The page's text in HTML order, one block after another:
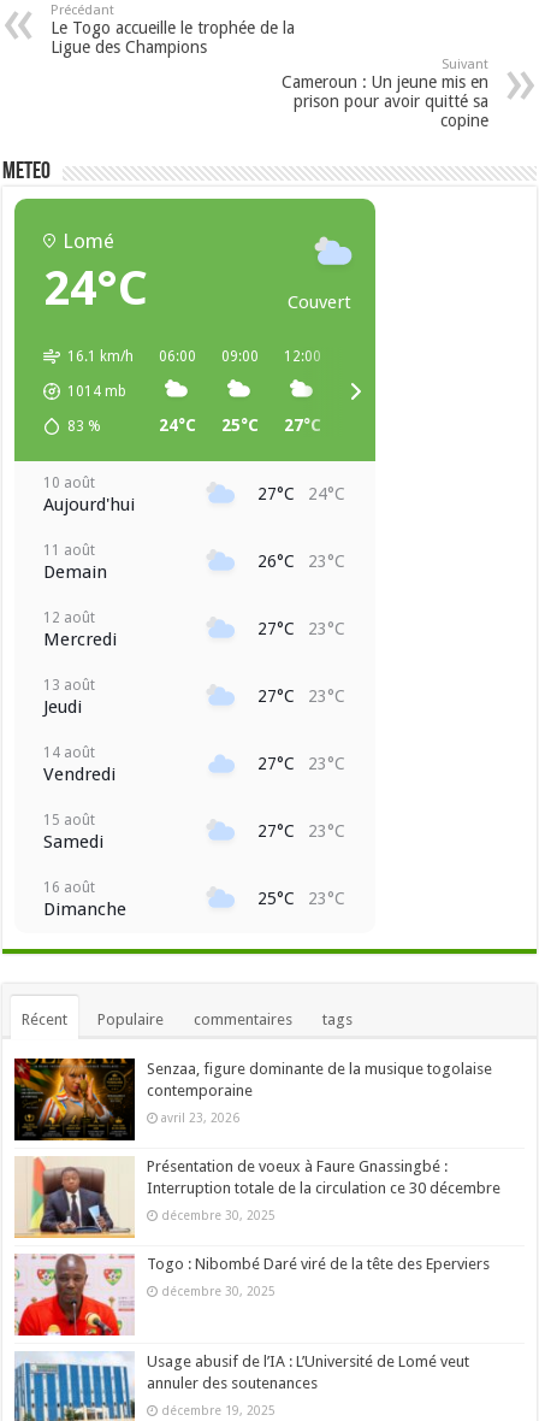
Précédant
Le Togo accueille le trophée de la
Ligue des Champions
Suivant
Cameroun : Un jeune mis en
prison pour avoir quitté sa
copine
METEO
Lomé
24°C Couvert
16.1 km/h
1014 mb
83 %
06:00
24°C
09:00
25°C
12:00
27°C
10 août
Aujourd'hui 27°C 24°C
11 août
Demain 26°C 23°C
12 août
Mercredi 27°C 23°C
13 août
Jeudi 27°C 23°C
14 août
Vendredi 27°C 23°C
15 août
Samedi 27°C 23°C
16 août
Dimanche 25°C 23°C
Récent Populaire commentaires tags
Senzaa, figure dominante de la musique togolaise
contemporaine
avril 23, 2026
Présentation de voeux à Faure Gnassingbé :
Interruption totale de la circulation ce 30 décembre
décembre 30, 2025
Togo : Nibombé Daré viré de la tête des Eperviers
décembre 30, 2025
Usage abusif de l’IA : L’Université de Lomé veut
annuler des soutenances
décembre 19, 2025